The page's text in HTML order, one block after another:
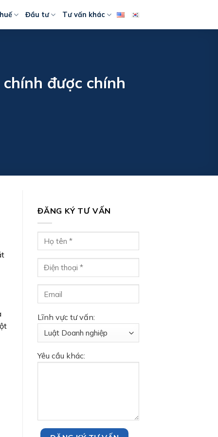
Đầu tư Tư vấn khác
được chính
ĐĂNG KÝ TƯ VẤN
Lĩnh vực tư vấn:
Yêu cầu khác: